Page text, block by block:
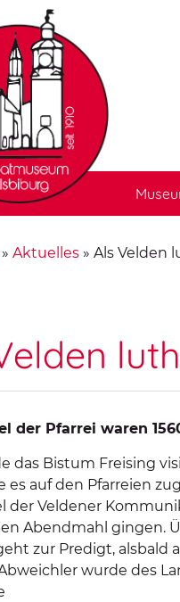
»Aktuelles »Als Velden
der Pfarrei waren
das Bistum Freising
es auf den Pfarreien
der Veldener
Abendmahl gingen.
zur Predigt, alsbald
wurde des